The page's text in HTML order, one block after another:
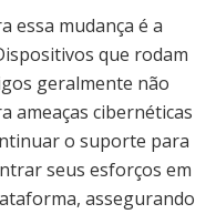
essa mudança é a
que rodam
geralmente não
ameaças cibernéticas
o suporte para
seus esforços em
assegurando